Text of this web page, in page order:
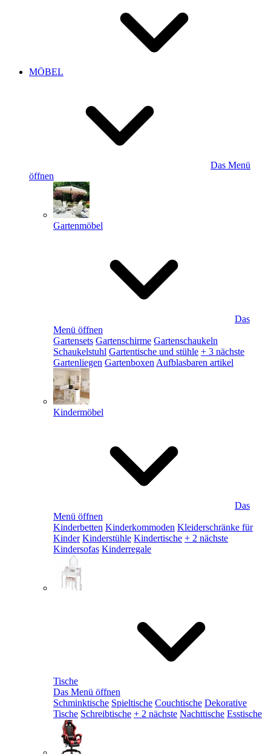
MÖBEL
Das Menü
öffnen
Gartenmöbel
Das
Menü öffnen
Gartensets Gartenschirme Gartenschaukeln
Schaukelstuhl Gartentische und stühle + 3 nächste
Gartenliegen Gartenboxen Aufblasbaren artikel
Kindermöbel
Das
Menü öffnen
Kinderbetten Kinderkommoden Kleiderschränke für
Kinder Kinderstühle Kindertische + 2 nächste
Kindersofas Kinderregale
Tische
Das Menü öffnen
Schminktische Spieltische Couchtische Dekorative
Tische Schreibtische + 2 nächste Nachttische Esstische